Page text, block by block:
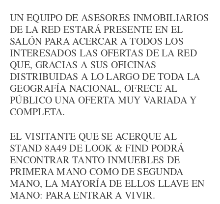
UN EQUIPO DE ASESORES INMOBILIARIOS
DE LA RED ESTARÁ PRESENTE EN EL
SALÓN PARA ACERCAR A TODOS LOS
INTERESADOS LAS OFERTAS DE LA RED
QUE, GRACIAS A SUS OFICINAS
DISTRIBUIDAS A LO LARGO DE TODA LA
GEOGRAFÍA NACIONAL, OFRECE AL
PÚBLICO UNA OFERTA MUY VARIADA Y
COMPLETA.
EL VISITANTE QUE SE ACERQUE AL
STAND 8A49 DE LOOK & FIND PODRÁ
ENCONTRAR TANTO INMUEBLES DE
PRIMERA MANO COMO DE SEGUNDA
MANO, LA MAYORÍA DE ELLOS LLAVE EN
MANO: PARA ENTRAR A VIVIR.